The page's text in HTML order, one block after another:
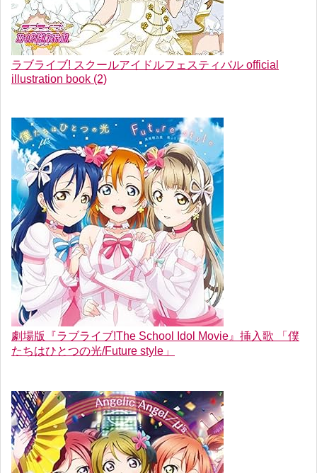
ラブライブ! スクールアイドルフェスティバル official
illustration book (2)
劇場版『ラブライブ!The School Idol Movie』挿入歌 「僕
たちはひとつの光/Future style」